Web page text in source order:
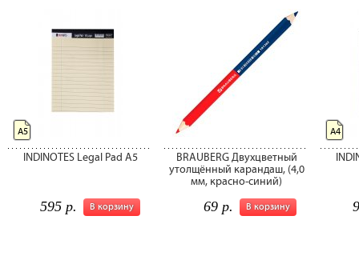
INDINOTES Legal Pad A5
В корзину
595 р.
А5
BRAUBERG Двухцветный
утолщённый карандаш, (4,0
мм, красно-синий)
В корзину
69 р.
А4